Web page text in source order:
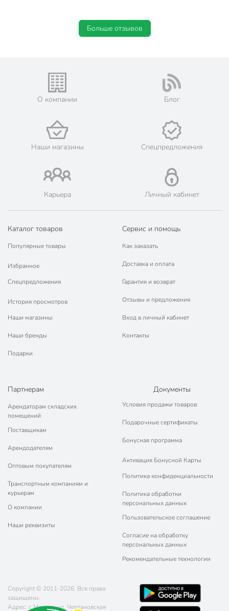
Больше отзывов
О компании Блог
Наши магазины Спецпредложения
Карьера Личный кабинет
Каталог товаров
Популярные товары
Избранное
Спецпредложения
История просмотров
Наши магазины
Наши бренды
Подарки
Сервис и помощь
Как заказать
Доставка и оплата
Гарантия и возврат
Отзывы и предложения
Вход в личный кабинет
Контакты
Партнерам
Арендаторам складских
помещений
Поставщикам
Арендодателям
Оптовым покупателям
Транспортным компаниям и
курьерам
О компании
Наши реквизиты
Документы
Условия продажи товаров
Подарочные сертификаты
Бонусная программа
Активация Бонусной Карты
Политика конфиденциальности
Политика обработки
персональных данных
Пользовательское соглашение
Согласие на обработку
персональных данных
Рекомендательные технологии
Copyright © 2011-2026. Все права
защищены.
Адрес: г. Москва, ул. Чертановская